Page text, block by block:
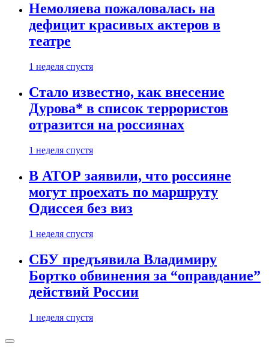
Немоляева пожаловалась на
дефицит красивых актеров в
театре
1 неделя спустя
Стало известно, как внесение
Дурова* в список террористов
отразится на россиянах
1 неделя спустя
В АТОР заявили, что россияне
могут проехать по маршруту
Одиссея без виз
1 неделя спустя
СБУ предъявила Владимиру
Бортко обвинения за “оправдание”
действий России
1 неделя спустя